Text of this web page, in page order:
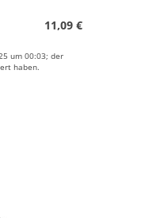
11,09 €
um 00:03; der
haben.